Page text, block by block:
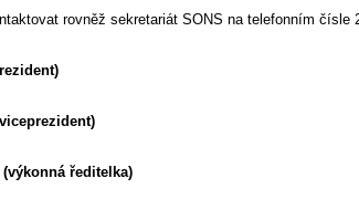
rovněž sekretariát SONS na telefonním
ředitelka)